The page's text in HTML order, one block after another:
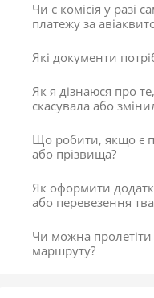
Чи є комісія у разі
платежу за
Які документи
Як я дізнаюся про
скасувала або
Що робити, якщо є
або прізвища?
Як оформити
або перевезення
Чи можна пролетіти
маршруту?